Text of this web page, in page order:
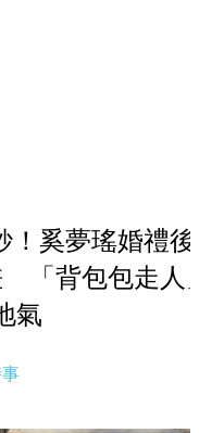
奚夢瑤婚禮後
「背包包走人
氣